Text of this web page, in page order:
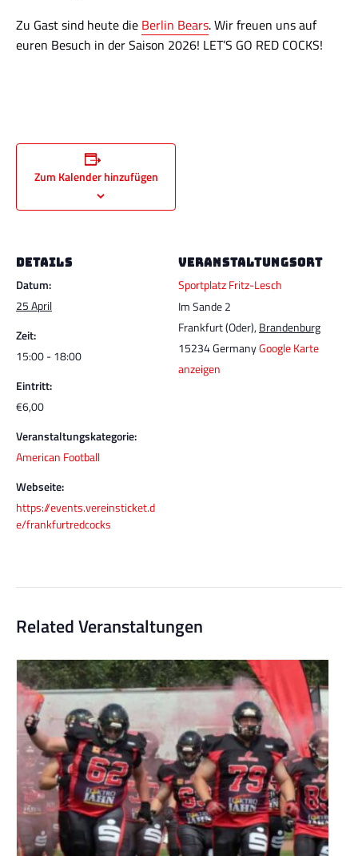
Zu Gast sind heute die Berlin Bears. Wir freuen uns auf
euren Besuch in der Saison 2026! LET’S GO RED COCKS!
Zum Kalender hinzufügen
DETAILS
Datum:
25 April
Zeit:
15:00 - 18:00
Eintritt:
€6,00
Veranstaltungskategorie:
American Football
Webseite:
https://events.vereinsticket.d
e/frankfurtredcocks
VERANSTALTUNGSORT
Sportplatz Fritz-Lesch
Im Sande 2
Frankfurt (Oder),Brandenburg
15234GermanyGoogle Karte
anzeigen
Related Veranstaltungen